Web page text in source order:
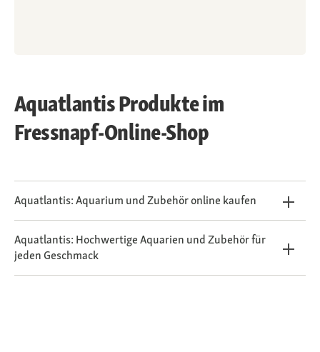
Aquatlantis Produkte im
Fressnapf-Online-Shop
Aquatlantis: Aquarium und Zubehör online kaufen
Aquatlantis: Hochwertige Aquarien und Zubehör für
jeden Geschmack